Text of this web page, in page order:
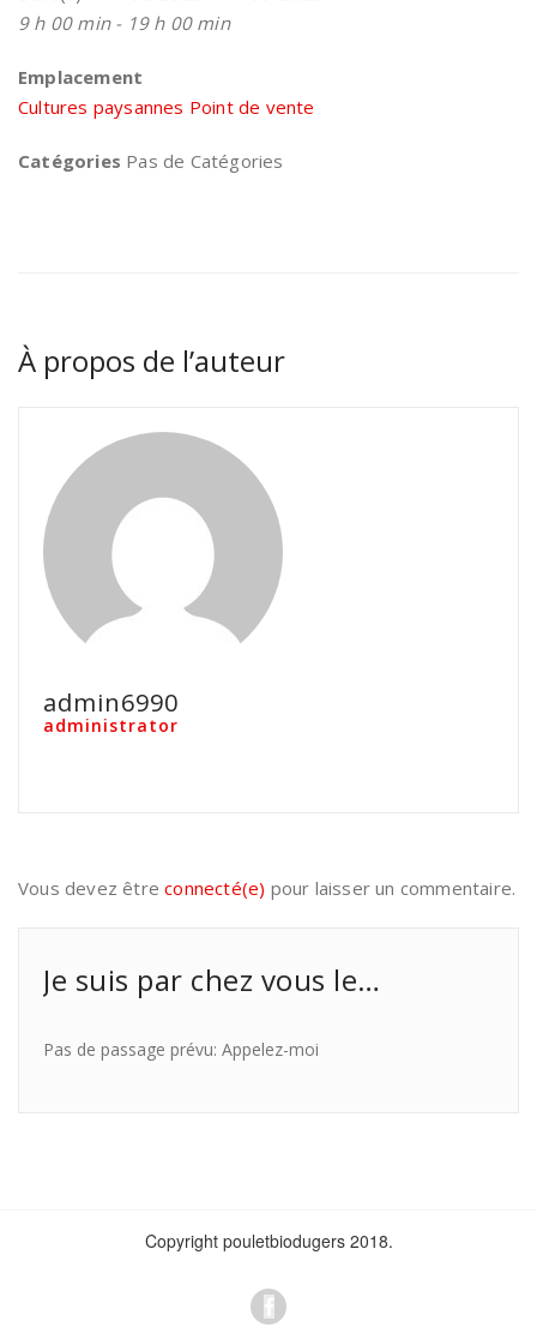
9 h 00 min - 19 h 00 min
Emplacement
Cultures paysannes Point de vente
Catégories Pas de Catégories
À propos de l’auteur
admin6990
administrator
Vous devez êtreconnecté(e) pour laisser un commentaire.
Je suis par chez vous le…
Pas de passage prévu: Appelez-moi
Copyright pouletbiodugers 2018.